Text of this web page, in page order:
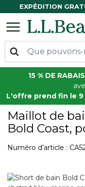
EXPÉDITION
15 % DE
L'offre prend fin le 9
Maillot de
Bold Coast,
Numéro d’article :